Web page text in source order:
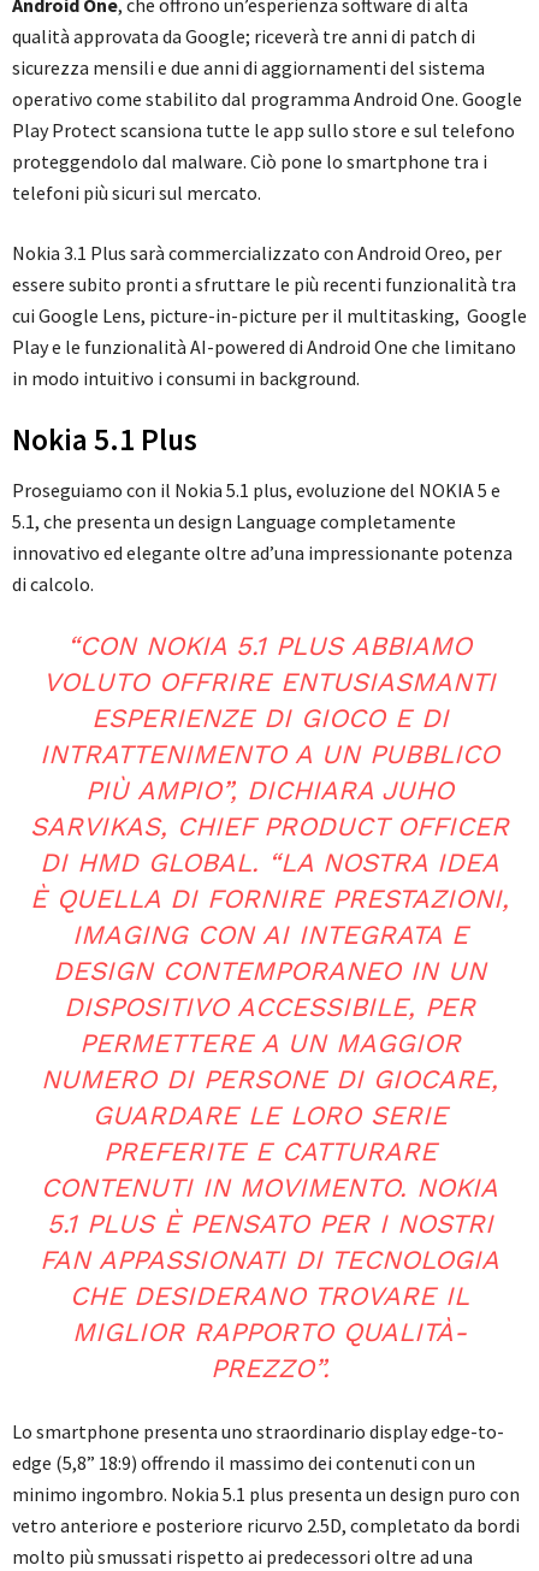
Android One, che offrono un’esperienza software di alta
qualità approvata da Google; riceverà tre anni di patch di
sicurezza mensili e due anni di aggiornamenti del sistema
operativo come stabilito dal programma Android One. Google
Play Protect scansiona tutte le app sullo store e sul telefono
proteggendolo dal malware. Ciò pone lo smartphone tra i
telefoni più sicuri sul mercato.
Nokia 3.1 Plus sarà commercializzato con Android Oreo, per
essere subito pronti a sfruttare le più recenti funzionalità tra
cui Google Lens, picture-in-picture per il multitasking, Google
Play e le funzionalità AI-powered di Android One che limitano
in modo intuitivo i consumi in background.
Nokia 5.1 Plus
Proseguiamo con il Nokia 5.1 plus, evoluzione del NOKIA 5 e
5.1, che presenta un design Language completamente
innovativo ed elegante oltre ad’una impressionante potenza
di calcolo.
“CON NOKIA 5.1 PLUS ABBIAMO
VOLUTO OFFRIRE ENTUSIASMANTI
ESPERIENZE DI GIOCO E DI
INTRATTENIMENTO A UN PUBBLICO
PIÙ AMPIO”, DICHIARA JUHO
SARVIKAS, CHIEF PRODUCT OFFICER
DI HMD GLOBAL. “LA NOSTRA IDEA
È QUELLA DI FORNIRE PRESTAZIONI,
IMAGING CON AI INTEGRATA E
DESIGN CONTEMPORANEO IN UN
DISPOSITIVO ACCESSIBILE, PER
PERMETTERE A UN MAGGIOR
NUMERO DI PERSONE DI GIOCARE,
GUARDARE LE LORO SERIE
PREFERITE E CATTURARE
CONTENUTI IN MOVIMENTO. NOKIA
5.1 PLUS È PENSATO PER I NOSTRI
FAN APPASSIONATI DI TECNOLOGIA
CHE DESIDERANO TROVARE IL
MIGLIOR RAPPORTO QUALITÀ-
PREZZO”.
Lo smartphone presenta uno straordinario display edge-to-
edge (5,8” 18:9) offrendo il massimo dei contenuti con un
minimo ingombro. Nokia 5.1 plus presenta un design puro con
vetro anteriore e posteriore ricurvo 2.5D, completato da bordi
molto più smussati rispetto ai predecessori oltre ad una